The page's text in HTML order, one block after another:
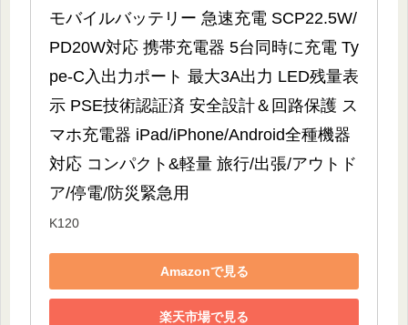
モバイルバッテリー 急速充電 SCP22.5W/
PD20W対応 携帯充電器 5台同時に充電 Ty
pe-C入出力ポート 最大3A出力 LED残量表
示 PSE技術認証済 安全設計＆回路保護 ス
マホ充電器 iPad/iPhone/Android全種機器
対応 コンパクト&軽量 旅行/出張/アウトド
ア/停電/防災緊急用
K120
Amazonで見る
楽天市場で見る